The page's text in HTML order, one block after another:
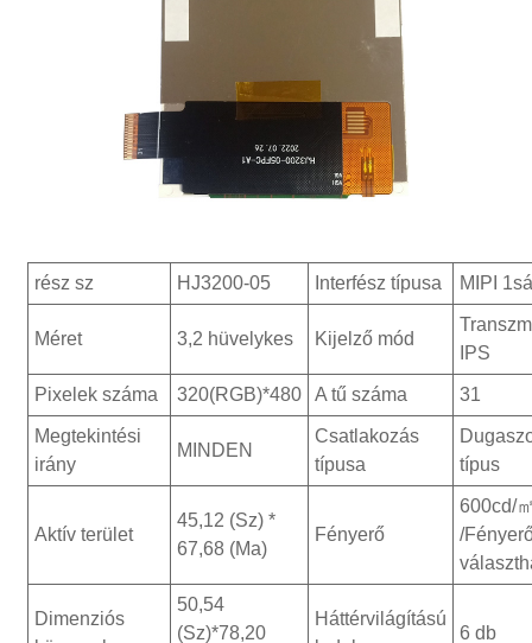
rész sz HJ3200-05 Interfész típusa MIPI
Méret 3,2 hüvelykes Kijelző mód
IPS
Pixelek száma 320(RGB)*480 A tű száma 31
Megtekintési
irány
MINDEN
Csatlakozás
típusa
típus
Aktív terület
45,12 (Sz) *
67,68 (Ma)
Fényerő
600cd/
/
Dimenziós
50,54
(Sz)*78,20
Háttérvilágítású
6 db